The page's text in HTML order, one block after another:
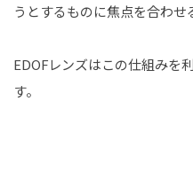
うとするものに焦点を合わせ
EDOFレンズはこの仕組みを
す。